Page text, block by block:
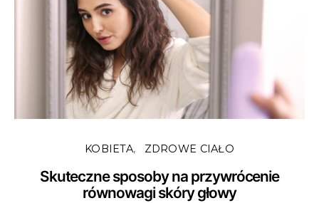
KOBIETA ZDROWE CIAŁO
Skuteczne sposoby na przywrócenie
równowagi skóry głowy